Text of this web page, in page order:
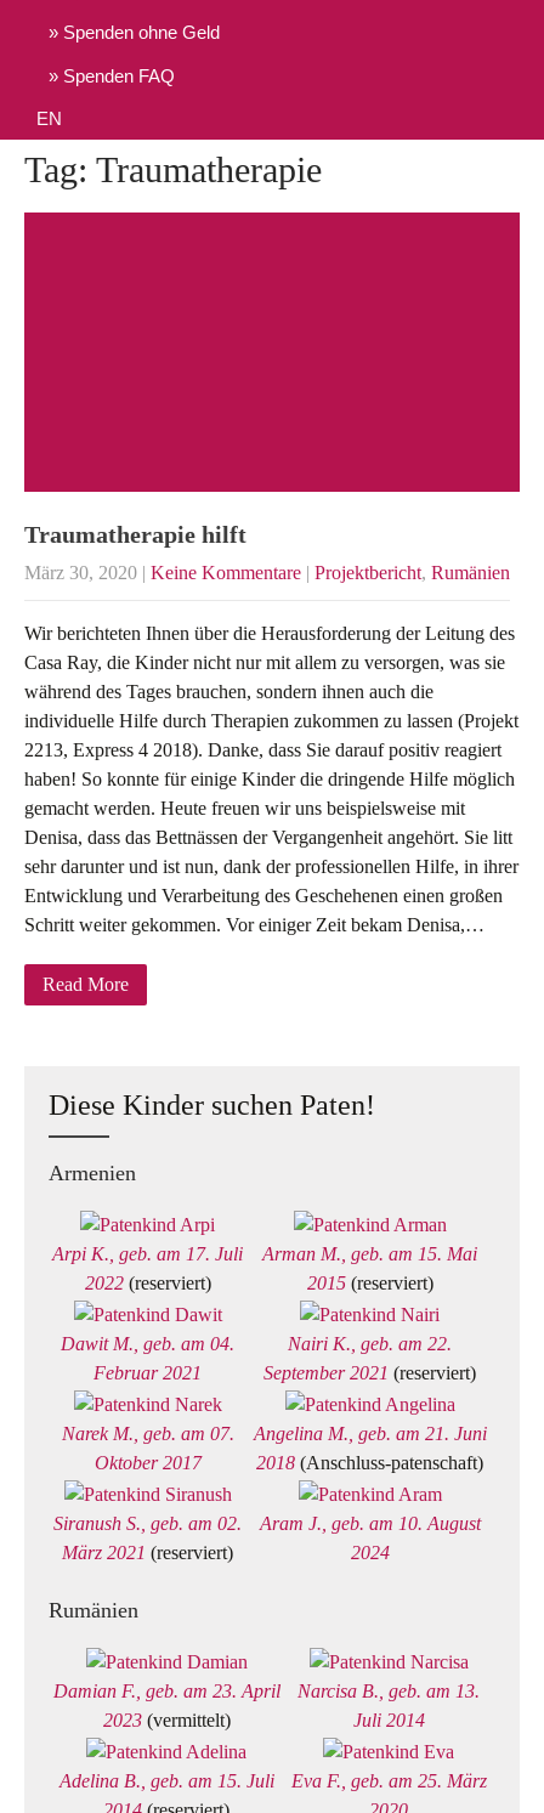
Spenden ohne Geld
Spenden FAQ
EN
Tag: Traumatherapie
Traumatherapie hilft
März 30, 2020 | Keine Kommentare | Projektbericht, Rumänien
Wir berichteten Ihnen über die Herausforderung der Leitung des
Casa Ray, die Kinder nicht nur mit allem zu versorgen, was sie
während des Tages brauchen, sondern ihnen auch die
individuelle Hilfe durch Therapien zukommen zu lassen (Projekt
2213, Express 4 2018). Danke, dass Sie darauf positiv reagiert
haben! So konnte für einige Kinder die dringende Hilfe möglich
gemacht werden. Heute freuen wir uns beispielsweise mit
Denisa, dass das Bettnässen der Vergangenheit angehört. Sie litt
sehr darunter und ist nun, dank der professionellen Hilfe, in ihrer
Entwicklung und Verarbeitung des Geschehenen einen großen
Schritt weiter gekommen. Vor einiger Zeit bekam Denisa,…
Read More
Diese Kinder suchen Paten!
Armenien
Arpi K., geb. am 17. Juli
2022(reserviert)
Arman M., geb. am 15. Mai
2015(reserviert)
Dawit M., geb. am 04.
Februar 2021
Nairi K., geb. am 22.
September 2021 (reserviert)
Narek M., geb. am 07.
Oktober 2017
Angelina M., geb. am 21. Juni
2018 (Anschluss-patenschaft)
Siranush S., geb. am 02.
März 2021 (reserviert)
Aram J., geb. am 10. August
2024
Rumänien
Damian F., geb. am 23. April
2023(vermittelt)
Narcisa B., geb. am 13.
Juli 2014
Adelina B., geb. am 15. Juli
Eva F., geb. am 25. März